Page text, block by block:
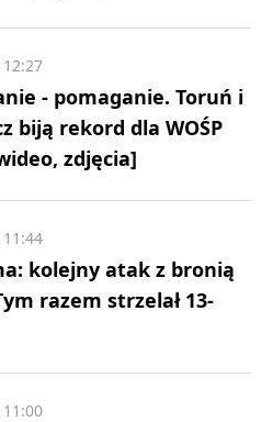
- pomaganie. Toruń i
biją rekord dla WOŚP
zdjęcia]
kolejny atak z bronią
razem strzelał 13-